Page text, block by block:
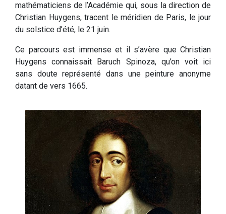
mathématiciens de l’Académie qui, sous la direction de
Christian Huygens, tracent le méridien de Paris, le jour
du solstice d’été, le 21 juin.
Ce parcours est immense et il s’avère que Christian
Huygens connaissait Baruch Spinoza, qu’on voit ici
sans doute représenté dans une peinture anonyme
datant de vers 1665.